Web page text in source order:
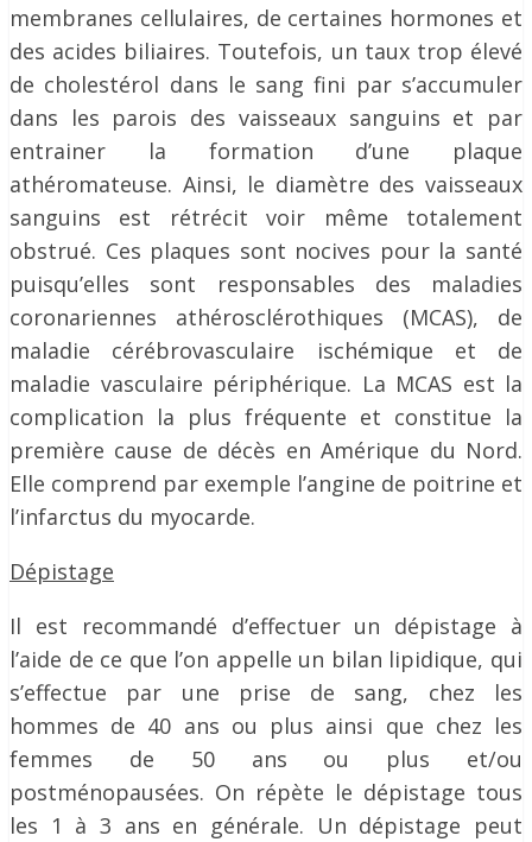
membranes cellulaires, de certaines hormones et
des acides biliaires. Toutefois, un taux trop élevé
de cholestérol dans le sang fini par s’accumuler
dans les parois des vaisseaux sanguins et par
entrainer la formation d’une plaque
athéromateuse. Ainsi, le diamètre des vaisseaux
sanguins est rétrécit voir même totalement
obstrué. Ces plaques sont nocives pour la santé
puisqu’elles sont responsables des maladies
coronariennes athérosclérothiques (MCAS), de
maladie cérébrovasculaire ischémique et de
maladie vasculaire périphérique. La MCAS est la
complication la plus fréquente et constitue la
première cause de décès en Amérique du Nord.
Elle comprend par exemple l’angine de poitrine et
l’infarctus du myocarde.
Dépistage
Il est recommandé d’effectuer un dépistage à
l’aide de ce que l’on appelle un bilan lipidique, qui
s’effectue par une prise de sang, chez les
hommes de 40 ans ou plus ainsi que chez les
femmes de 50 ans ou plus et/ou
postménopausées. On répète le dépistage tous
les 1 à 3 ans en générale. Un dépistage peut